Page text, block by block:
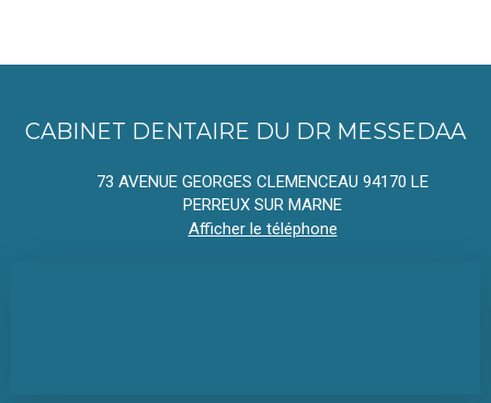
CABINET DENTAIRE DU DR MESSEDAA
73 AVENUE GEORGES CLEMENCEAU 94170 LE
PERREUX SUR MARNE
Afficher le téléphone